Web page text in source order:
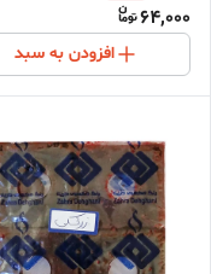
64,000
افزودن به سبد